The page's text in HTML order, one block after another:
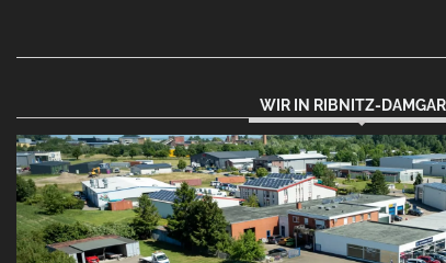
WIR IN RIBNITZ-